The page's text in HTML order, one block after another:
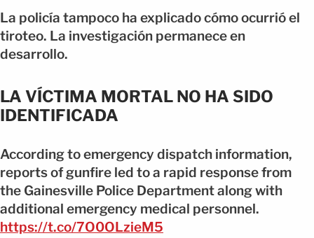
La policía tampoco ha explicado cómo ocurrió el
tiroteo. La investigación permanece en
desarrollo.
LA VÍCTIMA MORTAL NO HA SIDO
IDENTIFICADA
According to emergency dispatch information,
reports of gunfire led to a rapid response from
the Gainesville Police Department along with
additional emergency medical personnel.
https://t.co/7O0OLzieM5